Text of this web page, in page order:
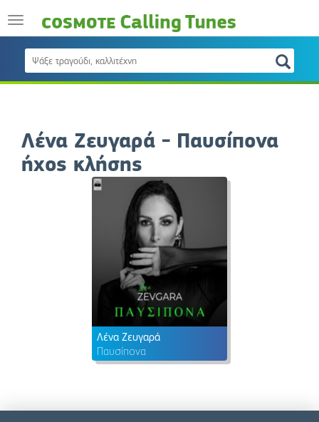
Λένα Ζευγαρά - Παυσίπονα
ήχος κλήσης
Λένα Ζευγαρά
Παυσίπονα